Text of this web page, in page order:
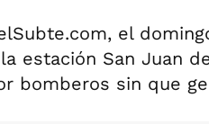
el
estación San Juan
bomberos sin que